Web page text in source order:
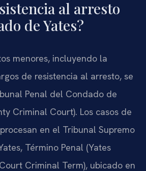
al arresto
de Yates?
menores, incluyendo la
de resistencia al arresto, se
Penal del Condado de
Criminal Court). Los casos de
en el Tribunal Supremo
Término Penal (Yates
Criminal Term), ubicado en